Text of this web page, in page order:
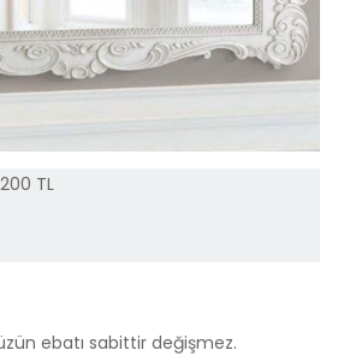
TL
ebatı sabittir değişmez.